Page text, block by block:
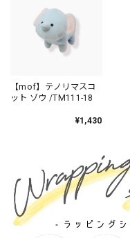
【mof】テノリマスコ
ット ゾウ /TM111-18
¥1,430